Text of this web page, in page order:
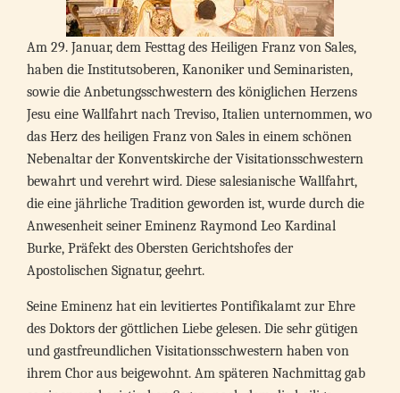
Am 29. Januar, dem Festtag des Heiligen Franz von Sales,
haben die Institutsoberen, Kanoniker und Seminaristen,
sowie die Anbetungsschwestern des königlichen Herzens
Jesu eine Wallfahrt nach Treviso, Italien unternommen, wo
das Herz des heiligen Franz von Sales in einem schönen
Nebenaltar der Konventskirche der Visitationsschwestern
bewahrt und verehrt wird. Diese salesianische Wallfahrt,
die eine jährliche Tradition geworden ist, wurde durch die
Anwesenheit seiner Eminenz Raymond Leo Kardinal
Burke, Präfekt des Obersten Gerichtshofes der
Apostolischen Signatur, geehrt.
Seine Eminenz hat ein levitiertes Pontifikalamt zur Ehre
des Doktors der göttlichen Liebe gelesen. Die sehr gütigen
und gastfreundlichen Visitationsschwestern haben von
ihrem Chor aus beigewohnt. Am späteren Nachmittag gab